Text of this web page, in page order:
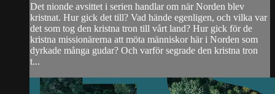
Det nionde avsittet i serien handlar om när Norden blev
kristnat. Hur gick det till? Vad hände egenligen, och vilka var
det som tog den kristna tron till vårt land? Hur gick för de
kristna missionärerna att möta människor här i Norden som
dyrkade många gudar? Och varför segrade den kristna tron
t...